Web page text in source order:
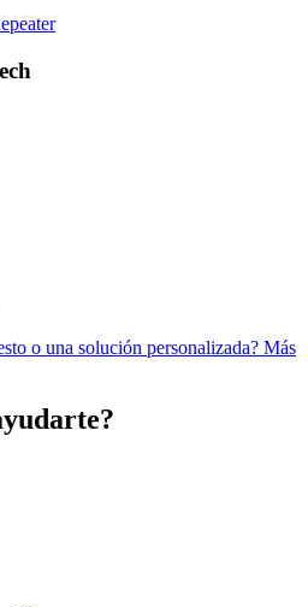
o una solución personalizada? Más